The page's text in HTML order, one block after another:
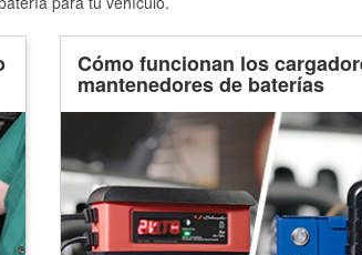
Cómo funcionan los
mantenedores de baterías